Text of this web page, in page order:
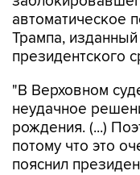
автоматическое
Трампа,
президентского
"В Верховном
неудачное
рождения. (...)
потому что это
пояснил